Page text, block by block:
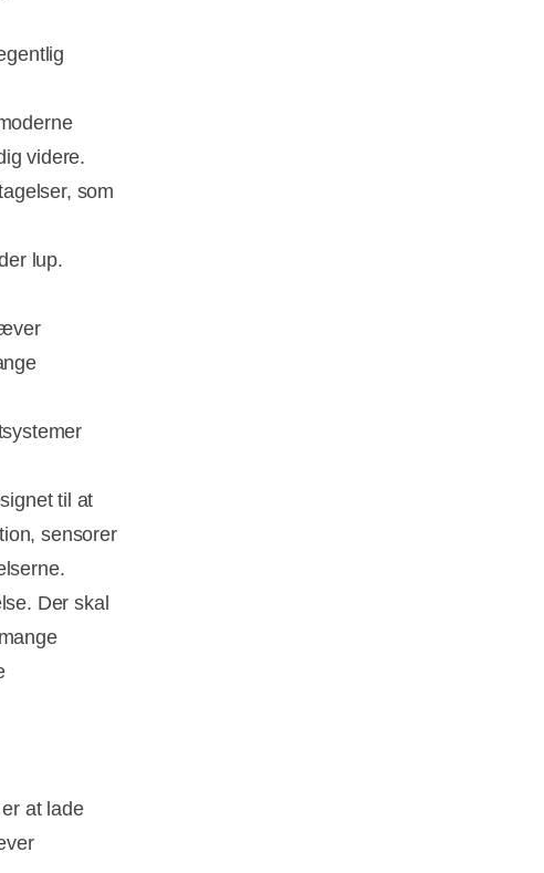
videre.
som
lup.
til at
sensorer
Der skal
at lade